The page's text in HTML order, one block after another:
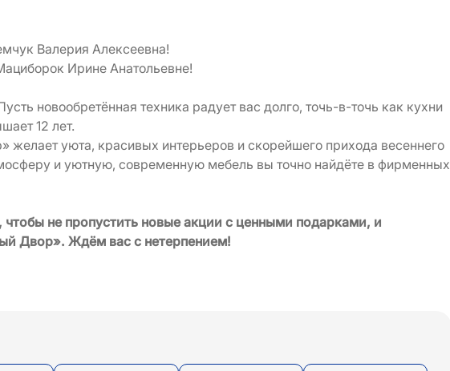
Валерия Алексеевна!
Ирине Анатольевне!
новообретённая техника радует вас долго, точь-в-точь как кухни
12 лет.
уюта, красивых интерьеров и скорейшего прихода весеннего
и уютную, современную мебель вы точно найдёте в фирменных
не пропустить новые акции с ценными подарками, и
Двор». Ждём вас с нетерпением!